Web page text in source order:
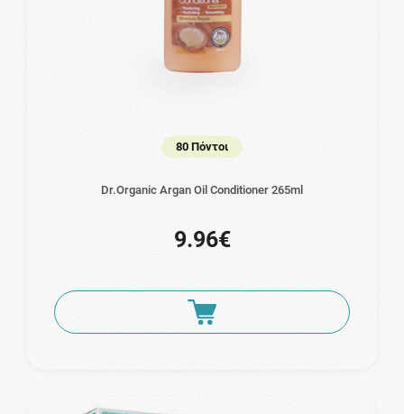
80 Πόντοι
Dr.Organic Argan Oil Conditioner 265ml
9.96€